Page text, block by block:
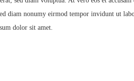
diam nonumy eirmod tempor invidunt ut
dolor sit amet.